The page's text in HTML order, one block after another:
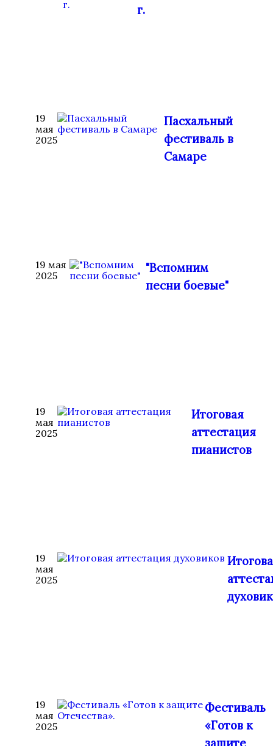
г.
19
мая
2025
Пасхальный
фестиваль в
Самаре
19 мая
2025
"Вспомним
песни боевые"
19
мая
2025
Итоговая
аттестация
пианистов
19
мая
2025
19
мая
2025
Фестиваль
«Готов к
защите